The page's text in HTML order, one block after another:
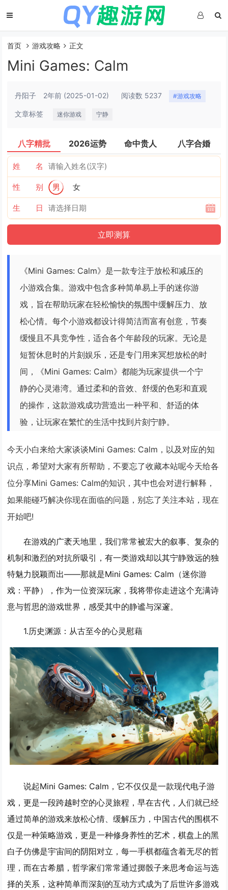
首页 游戏攻略 正文
Mini Games: Calm
丹阳子 2年前 (2025-01-02) 阅读数 5237 #游戏攻略
文章标签 迷你游戏 宁静
八字精批 2026运势 命中贵人 八字合婚
姓 名
性 别 男 女
生 日
《Mini Games: Calm》是一款专注于放松和减压的
小游戏合集。游戏中包含多种简单易上手的迷你游
戏，旨在帮助玩家在轻松愉快的氛围中缓解压力、放
松心情。每个小游戏都设计得简洁而富有创意，节奏
缓慢且不具竞争性，适合各个年龄段的玩家。无论是
短暂休息时的片刻娱乐，还是专门用来冥想放松的时
间，《Mini Games: Calm》都能为玩家提供一个宁
静的心灵港湾。通过柔和的音效、舒缓的色彩和直观
的操作，这款游戏成功营造出一种平和、舒适的体
验，让玩家在繁忙的生活中找到片刻宁静。
今天小白来给大家谈谈Mini Games: Calm，以及对应的知
识点，希望对大家有所帮助，不要忘了收藏本站呢今天给各
位分享Mini Games: Calm的知识，其中也会对进行解释，
如果能碰巧解决你现在面临的问题，别忘了关注本站，现在
开始吧!
在游戏的广袤天地里，我们常常被宏大的叙事、复杂的
机制和激烈的对抗所吸引，有一类游戏却以其宁静致远的独
特魅力脱颖而出——那就是Mini Games: Calm（迷你游
戏：平静），作为一位资深玩家，我将带你走进这个充满诗
意与哲思的游戏世界，感受其中的静谧与深邃。
1.历史渊源：从古至今的心灵慰藉
说起Mini Games: Calm，它不仅仅是一款现代电子游
戏，更是一段跨越时空的心灵旅程，早在古代，人们就已经
通过简单的游戏来放松心情、缓解压力，中国古代的围棋不
仅是一种策略游戏，更是一种修身养性的艺术，棋盘上的黑
白子仿佛是宇宙间的阴阳对立，每一手棋都蕴含着无尽的哲
理，而在古希腊，哲学家们常常通过掷骰子来思考命运与选
择的关系，这种简单而深刻的互动方式成为了后世许多游戏